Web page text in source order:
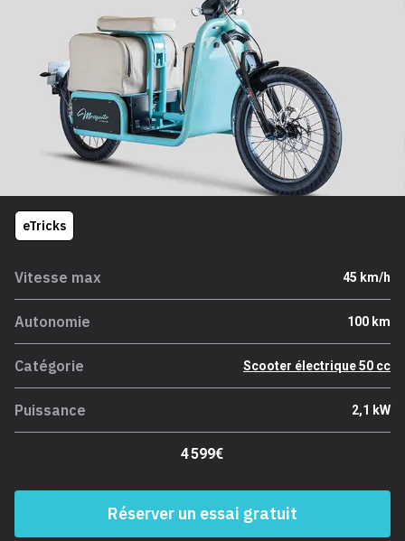
eTricks
Vitesse max 45 km/h
Autonomie 100 km
Catégorie Scooter électrique 50 cc
Puissance 2,1 kW
4 599€
Réserver un essai gratuit